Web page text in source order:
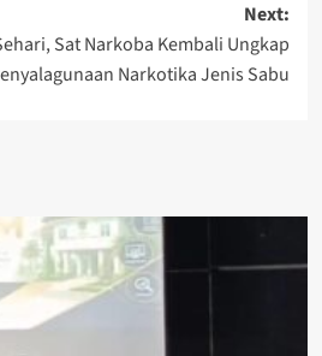
Next:
Sat Narkoba Kembali Ungkap
Narkotika Jenis Sabu